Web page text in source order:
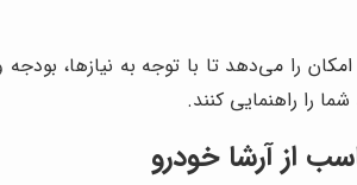
را می‌دهد تا با توجه به نیازها،
را راهنمایی کنند.
ازآرشا خودرو